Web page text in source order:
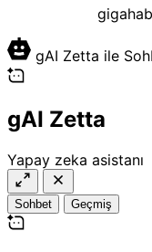
gAI Zetta ile
gAI Zetta
Yapay zeka asistanı
Sohbet Geçmiş